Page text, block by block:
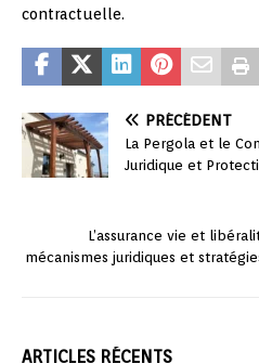
contractuelle.
PRÉCÉDENT
La Pergola et le
Juridique et
L’assurance vie et
mécanismes juridiques et
ARTICLES RÉCENTS